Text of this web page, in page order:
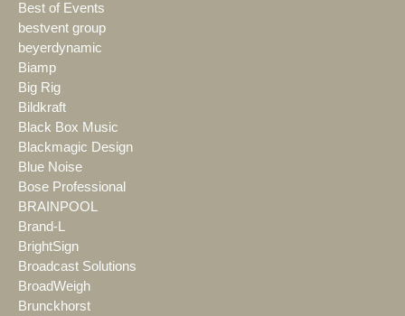
Best of Events
bestvent group
beyerdynamic
Biamp
Big Rig
Bildkraft
Black Box Music
Blackmagic Design
Blue Noise
Bose Professional
BRAINPOOL
Brand-L
BrightSign
Broadcast Solutions
BroadWeigh
Brunckhorst